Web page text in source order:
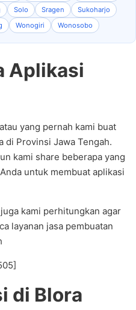
Solo Sragen
Sukoharjo
Wonogiri Wonosobo
Aplikasi
yang pernah kami buat
di Provinsi Jawa Tengah.
kami share beberapa yang
untuk membuat aplikasi
kami perhitungkan agar
layanan jasa pembuatan
di Blora